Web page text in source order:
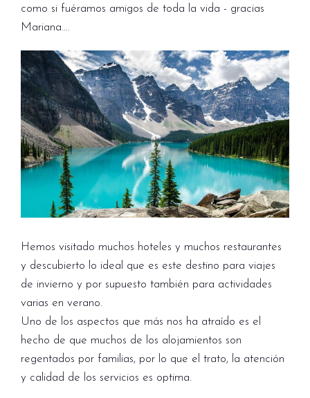
como si fuéramos amigos de toda la vida - gracias
Mariana….
Hemos visitado muchos hoteles y muchos restaurantes
y descubierto lo ideal que es este destino para viajes
de invierno y por supuesto también para actividades
varias en verano.
Uno de los aspectos que más nos ha atraído es el
hecho de que muchos de los alojamientos son
regentados por familias, por lo que el trato, la atención
y calidad de los servicios es optima.